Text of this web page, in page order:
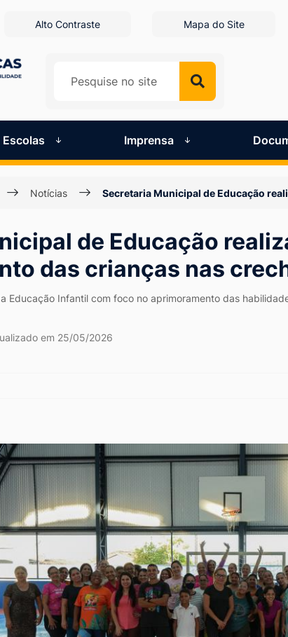
Alto Contraste Mapa do Site
Escolas Imprensa
Notícias Secretaria Municipal de Educação
de Educação
das crianças nas
Educação Infantil com foco no aprimoramento das
em 25/05/2026